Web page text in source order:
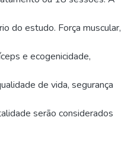
do estudo. Força muscular,
e ecogenicidade,
de vida, segurança
serão considerados